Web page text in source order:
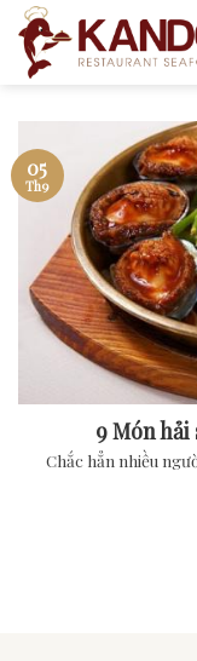
Skip
content
9 Món
Chắc hẳn nhiều
05
Th9